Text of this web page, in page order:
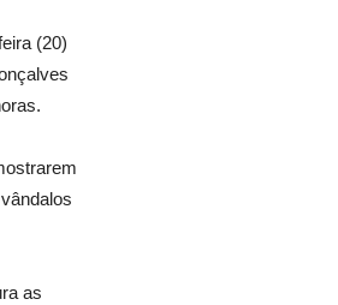
(20)
as